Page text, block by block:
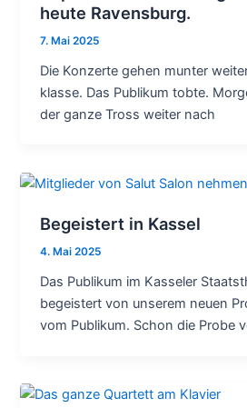
heute Ravensburg.
7. Mai 2025
Die Konzerte gehen munter
klasse. Das Publikum tobte.
der ganze Tross weiter nach
Begeistert in Kassel
4. Mai 2025
Das Publikum im Kasseler
begeistert von unserem neuen
vom Publikum. Schon die Probe